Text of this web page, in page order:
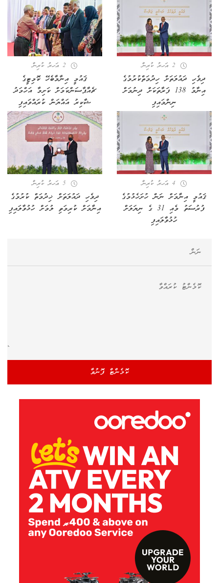
2 އަހރު ކުރިން
ދިވެހި ދައުލަތަށް ހިދުމަތްކުރުމުގެ
އިނާމު 138 ފަރާތަކަށް ދިނުމަށް
ނިންމައިފި
2 އަހރު ކުރިން
ޤައުމީ އިނާމާބެހޭ ކޮމިޓީގެ
ޗެއާޕާސަންކަމަށް ކަށިމާ އަހްމަދު
ޝާކިރު އައްޔަން ކުރައްވައިފި
4 އަހރު ކުރިން
ޤައުމީ އިނާމަށް ނަން ހުށަހެޅުމުގެ
ފުރުސަތު މެއި 31 ގެ ނިޔަލަށް
ހުޅުވާލައިފި
5 އަހރު ކުރިން
ދިވެހި ދައުލަތަށް ޚިދުމަތް ކުރުމުގެ
އިނާމަށް ކުރިމަތި ލުމަށް ހުޅުވާލައިފި